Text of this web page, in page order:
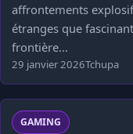
affrontements
étranges que
frontière...
29 janvier 2026Tchupa
GAMING